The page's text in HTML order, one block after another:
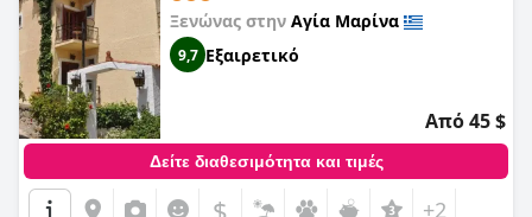
Ξενώνας στην Αγία Μαρίνα
9,7 Εξαιρετικό
Από 45 $
Δείτε διαθεσιμότητα και τιμές
$ +2